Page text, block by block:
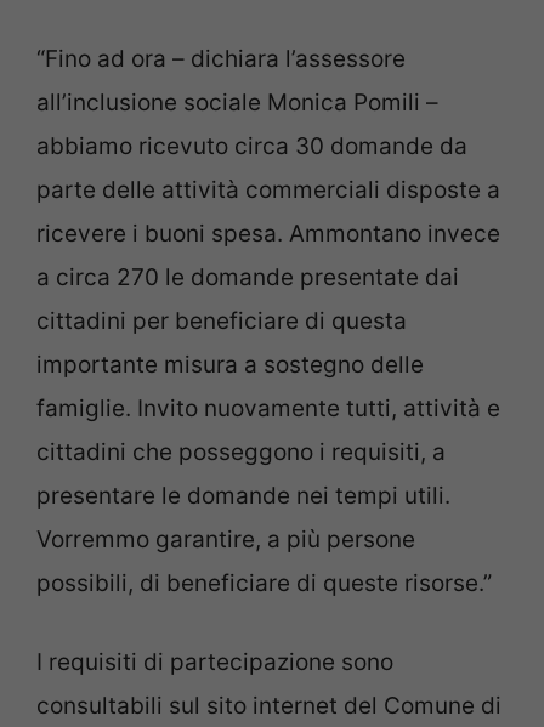
“Fino ad ora – dichiara l’assessore
all’inclusione sociale Monica Pomili –
abbiamo ricevuto circa 30 domande da
parte delle attività commerciali disposte a
ricevere i buoni spesa. Ammontano invece
a circa 270 le domande presentate dai
cittadini per beneficiare di questa
importante misura a sostegno delle
famiglie. Invito nuovamente tutti, attività e
cittadini che posseggono i requisiti, a
presentare le domande nei tempi utili.
Vorremmo garantire, a più persone
possibili, di beneficiare di queste risorse.”
I requisiti di partecipazione sono
consultabili sul sito internet del Comune di